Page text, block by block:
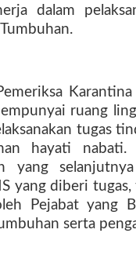
dalam
ruang
tugas
hayati
yang
yang diberi
Pejabat yang
serta